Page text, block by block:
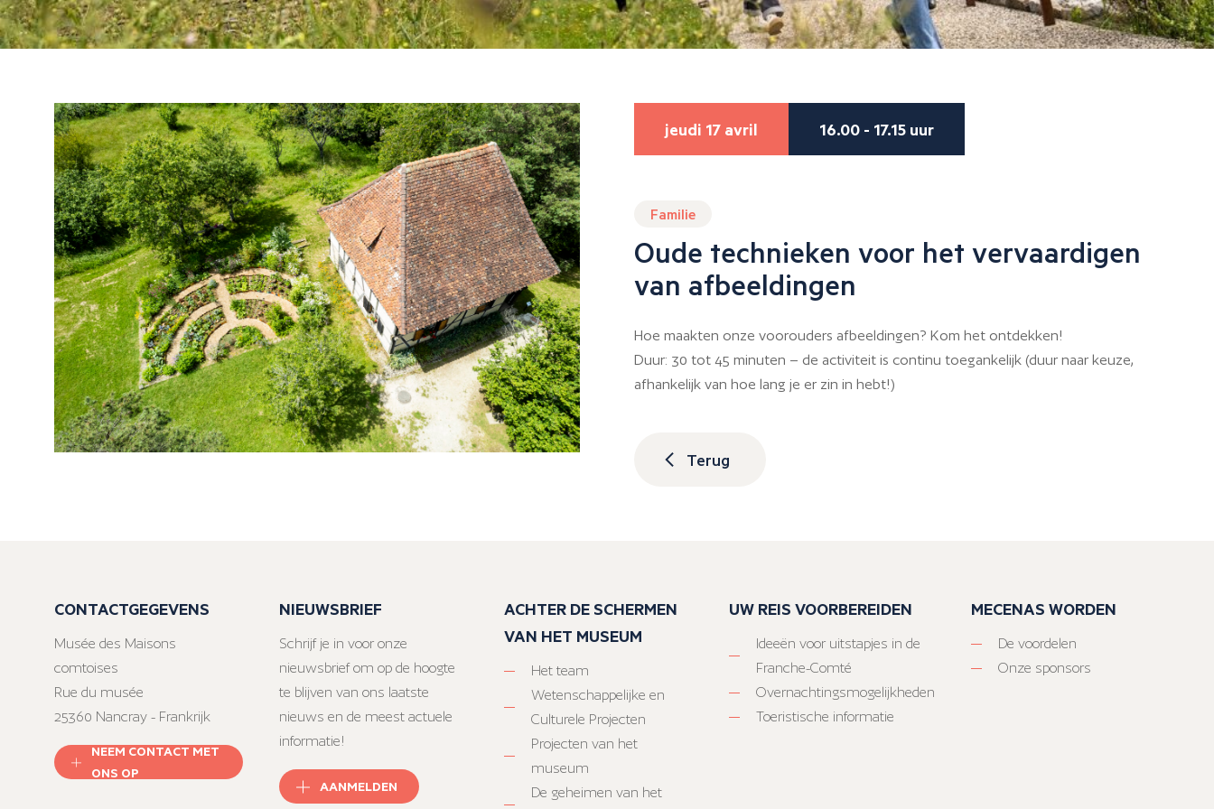
jeudi 17 avril 16.00 - 17.15 uur
Familie
Oude technieken voor het vervaardigen
van afbeeldingen
Hoe maakten onze voorouders afbeeldingen? Kom het ontdekken!
Duur: 30 tot 45 minuten – de activiteit is continu toegankelijk (duur naar keuze,
afhankelijk van hoe lang je er zin in hebt!)
Terug
CONTACTGEGEVENS
Musée des Maisons
comtoises
Rue du musée
25360 Nancray - Frankrijk
NEEM CONTACT MET
ONS OP
NIEUWSBRIEF
Schrijf je in voor onze
nieuwsbrief om op de hoogte
te blijven van ons laatste
nieuws en de meest actuele
informatie!
AANMELDEN
ACHTER DE SCHERMEN
VAN HET MUSEUM
Het team
Wetenschappelijke en
Culturele Projecten
Projecten van het
museum
De geheimen van het
UW REIS VOORBEREIDEN
Ideeën voor uitstapjes in de
Franche-Comté
Overnachtingsmogelijkheden
Toeristische informatie
MECENAS WORDEN
De voordelen
Onze sponsors